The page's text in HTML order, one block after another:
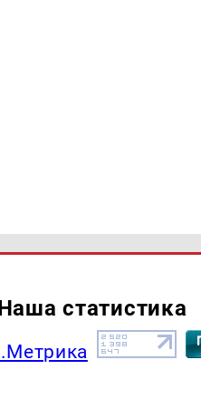
статистика